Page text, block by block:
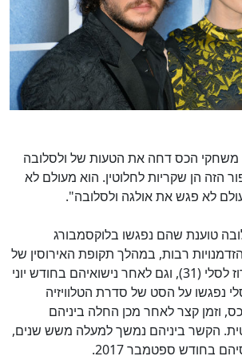
משחקי הכס דחה את הטעות של ולסלובה
הזה הן שקריות לחלוטין. הוא מעולם לא
לא פגש את אולגה ולסלובה".
טוענת שהם נפגשו בלוקסמבורג
רבות, במהלך תקופת האירוסין של
הרינגטון לשחקנית, רוז לסלי (31), וגם לאחר נישואיהם בחודש יוני
נפגשו על הסט של סדרת הטלוויזיה
וזמן קצר לאחר מכן החלה ביניהם
הקשר ביניהם נמשך למעלה משש שנים,
בחודש ספטמבר 2017.